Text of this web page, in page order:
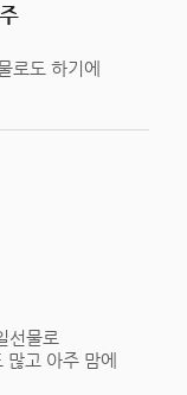
로도 하기에
선물로
고 아주 맘에